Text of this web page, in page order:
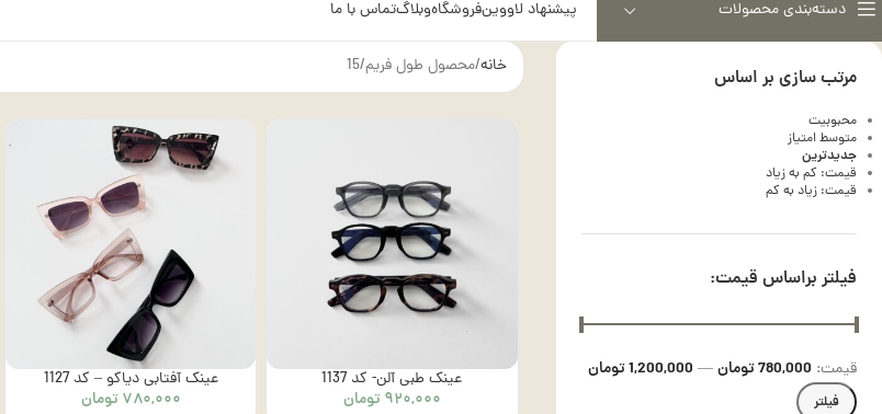
دسته‌بندی محصولات پیشنهاد لاووینفروشگاهوبلاگتماس با ما
مرتب سازی بر اساس
محبوبیت
متوسط امتیاز
جدیدترین
قیمت: کم به زیاد
قیمت: زیاد به کم
فیلتر براساس قیمت:
فیلتر
قیمت: 780,000 تومان — 1,200,000 تومان
خانه محصول طول فریم 15
عینک طبی آلن- کد 1137
۹۲۰,۰۰۰ تومان
عینک آفتابی دیاکو – کد 1127
۷۸۰,۰۰۰ تومان